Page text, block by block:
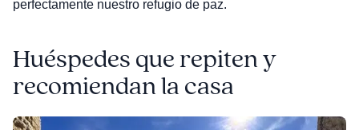
perfectamente nuestro refugio de paz.
Huéspedes que repiten y
recomiendan la casa